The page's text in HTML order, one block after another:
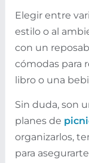
Elegir entre
estilo o al
con un
cómodas para
libro o una
Sin duda, son
planes de
organizarlos,
para